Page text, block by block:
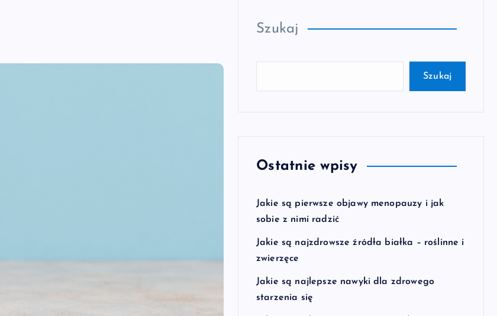
Szukaj
Szukaj
Ostatnie wpisy
Jakie są pierwsze objawy menopauzy i jak
sobie z nimi radzić
Jakie są najzdrowsze źródła białka – roślinne i
zwierzęce
Jakie są najlepsze nawyki dla zdrowego
starzenia się